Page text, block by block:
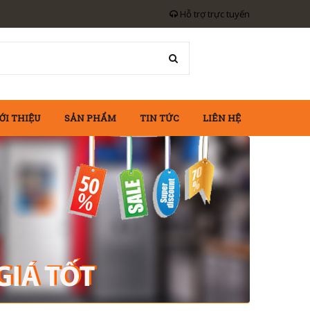
Hỗ trợ trực tuyến
THIỆU SẢN PHẨM TIN TỨC LIÊN HỆ